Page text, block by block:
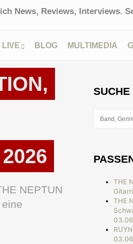
News, Reviews, Interviews.
LIVE BLOG MULTIMEDIA
NEPTUN
SUCHE
THE
THE